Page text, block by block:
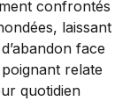
confrontés
laissant
face
relate
quotidien